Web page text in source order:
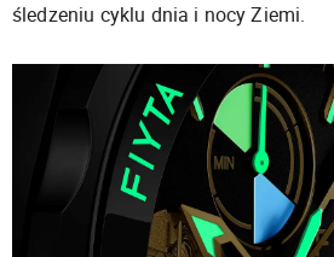
śledzeniu cyklu dnia i nocy Ziemi.